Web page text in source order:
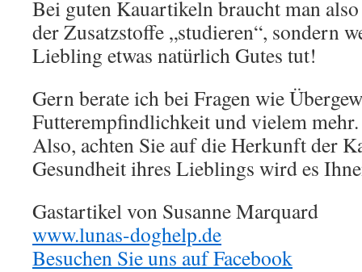
Bei guten Kauartikeln braucht man
der Zusatzstoffe „studieren“, sondern
Liebling etwas natürlich Gutes tut!
Gern berate ich bei Fragen wie
Futterempfindlichkeit und vielem mehr.
Also, achten Sie auf die Herkunft der
Gesundheit ihres Lieblings wird es
Gastartikel von Susanne Marquard
www.lunas-doghelp.de
Besuchen Sie uns auf Facebook